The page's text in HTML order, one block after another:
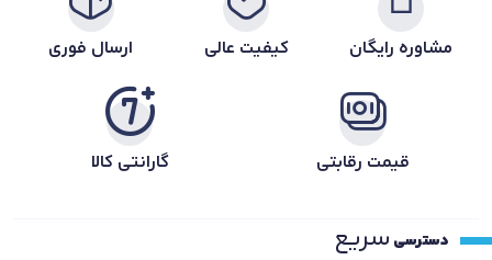
مشاوره رایگان کیفیت عالی ارسال فوری
قیمت رقابتی گارانتی کالا
دسترسی سریع